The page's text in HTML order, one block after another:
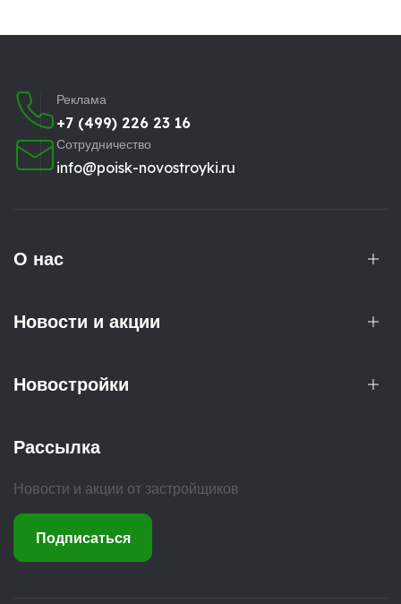
Реклама
+7 (499) 226 23 16
Сотрудничество
info@poisk-novostroyki.ru
О нас
Новости и акции
Новостройки
Рассылка
Новости и акции от застройщиков
Подписаться